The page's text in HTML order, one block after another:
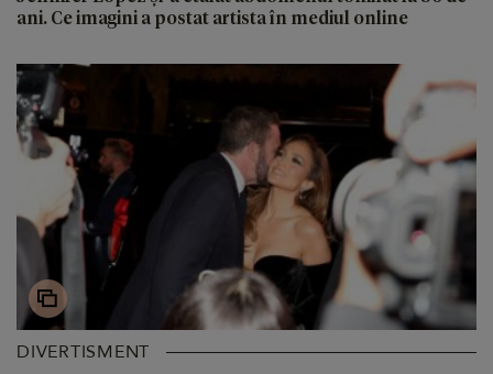
ani. Ce imagini a postat artista în mediul online
DIVERTISMENT